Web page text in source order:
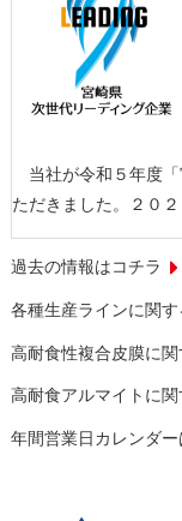
当社が令和５年度「
ただきました。２０
過去の情報はコチラ
各種生産ラインに関
高耐食性複合皮膜に
高耐食アルマイトに
年間営業日カレンダー